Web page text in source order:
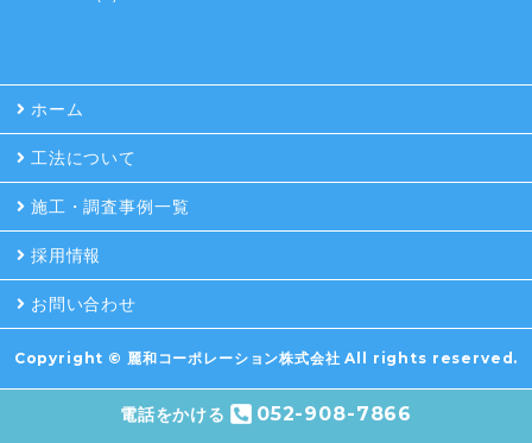
電話をかける 052-908-7866
ホーム
工法について
施工・調査事例一覧
採用情報
お問い合わせ
Copyright © 麗和コーポレーション株式会社 All rights reserved.